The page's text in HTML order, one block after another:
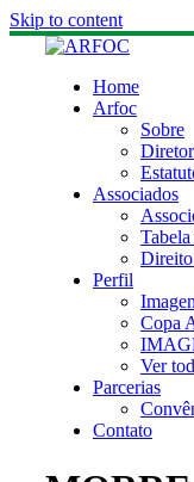
Skip to content
Home
Arfoc
Sobre
Associados
Perfil
Copa
Ver
Parcerias
Contato